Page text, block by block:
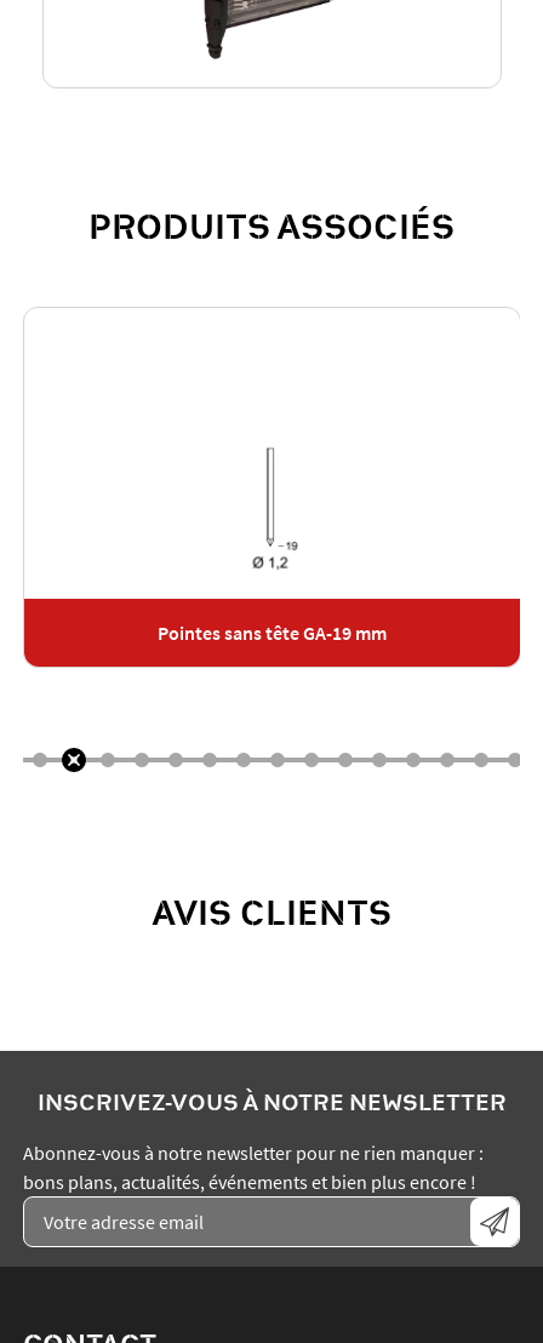
PRODUITS ASSOCIÉS
Pointes sans tête GA-19 mm
AVIS CLIENTS
INSCRIVEZ-VOUS À NOTRE NEWSLETTER
Abonnez-vous à notre newsletter pour ne rien manquer :
bons plans, actualités, événements et bien plus encore !